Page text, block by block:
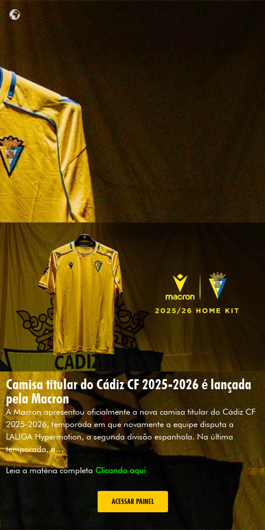
Camisa titular do Cádiz CF 2025-2026 é lançada
pela Macron
A Macron apresentou oficialmente a nova camisa titular do Cádiz CF
2025-2026, temporada em que novamente a equipe disputa a
LALIGA Hypermotion, a segunda divisão espanhola. Na última
temporada, a…
Leia a matéria completa Clicando aqui
ACESSAR PAINEL